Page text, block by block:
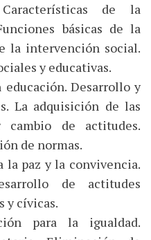
de la
básicas de la
la intervención social.
y educativas.
educación. Desarrollo y
La adquisición de las
cambio de actitudes.
de normas.
la paz y la convivencia.
de actitudes
y cívicas.
para la igualdad.